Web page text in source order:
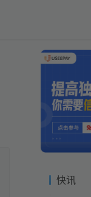
快讯